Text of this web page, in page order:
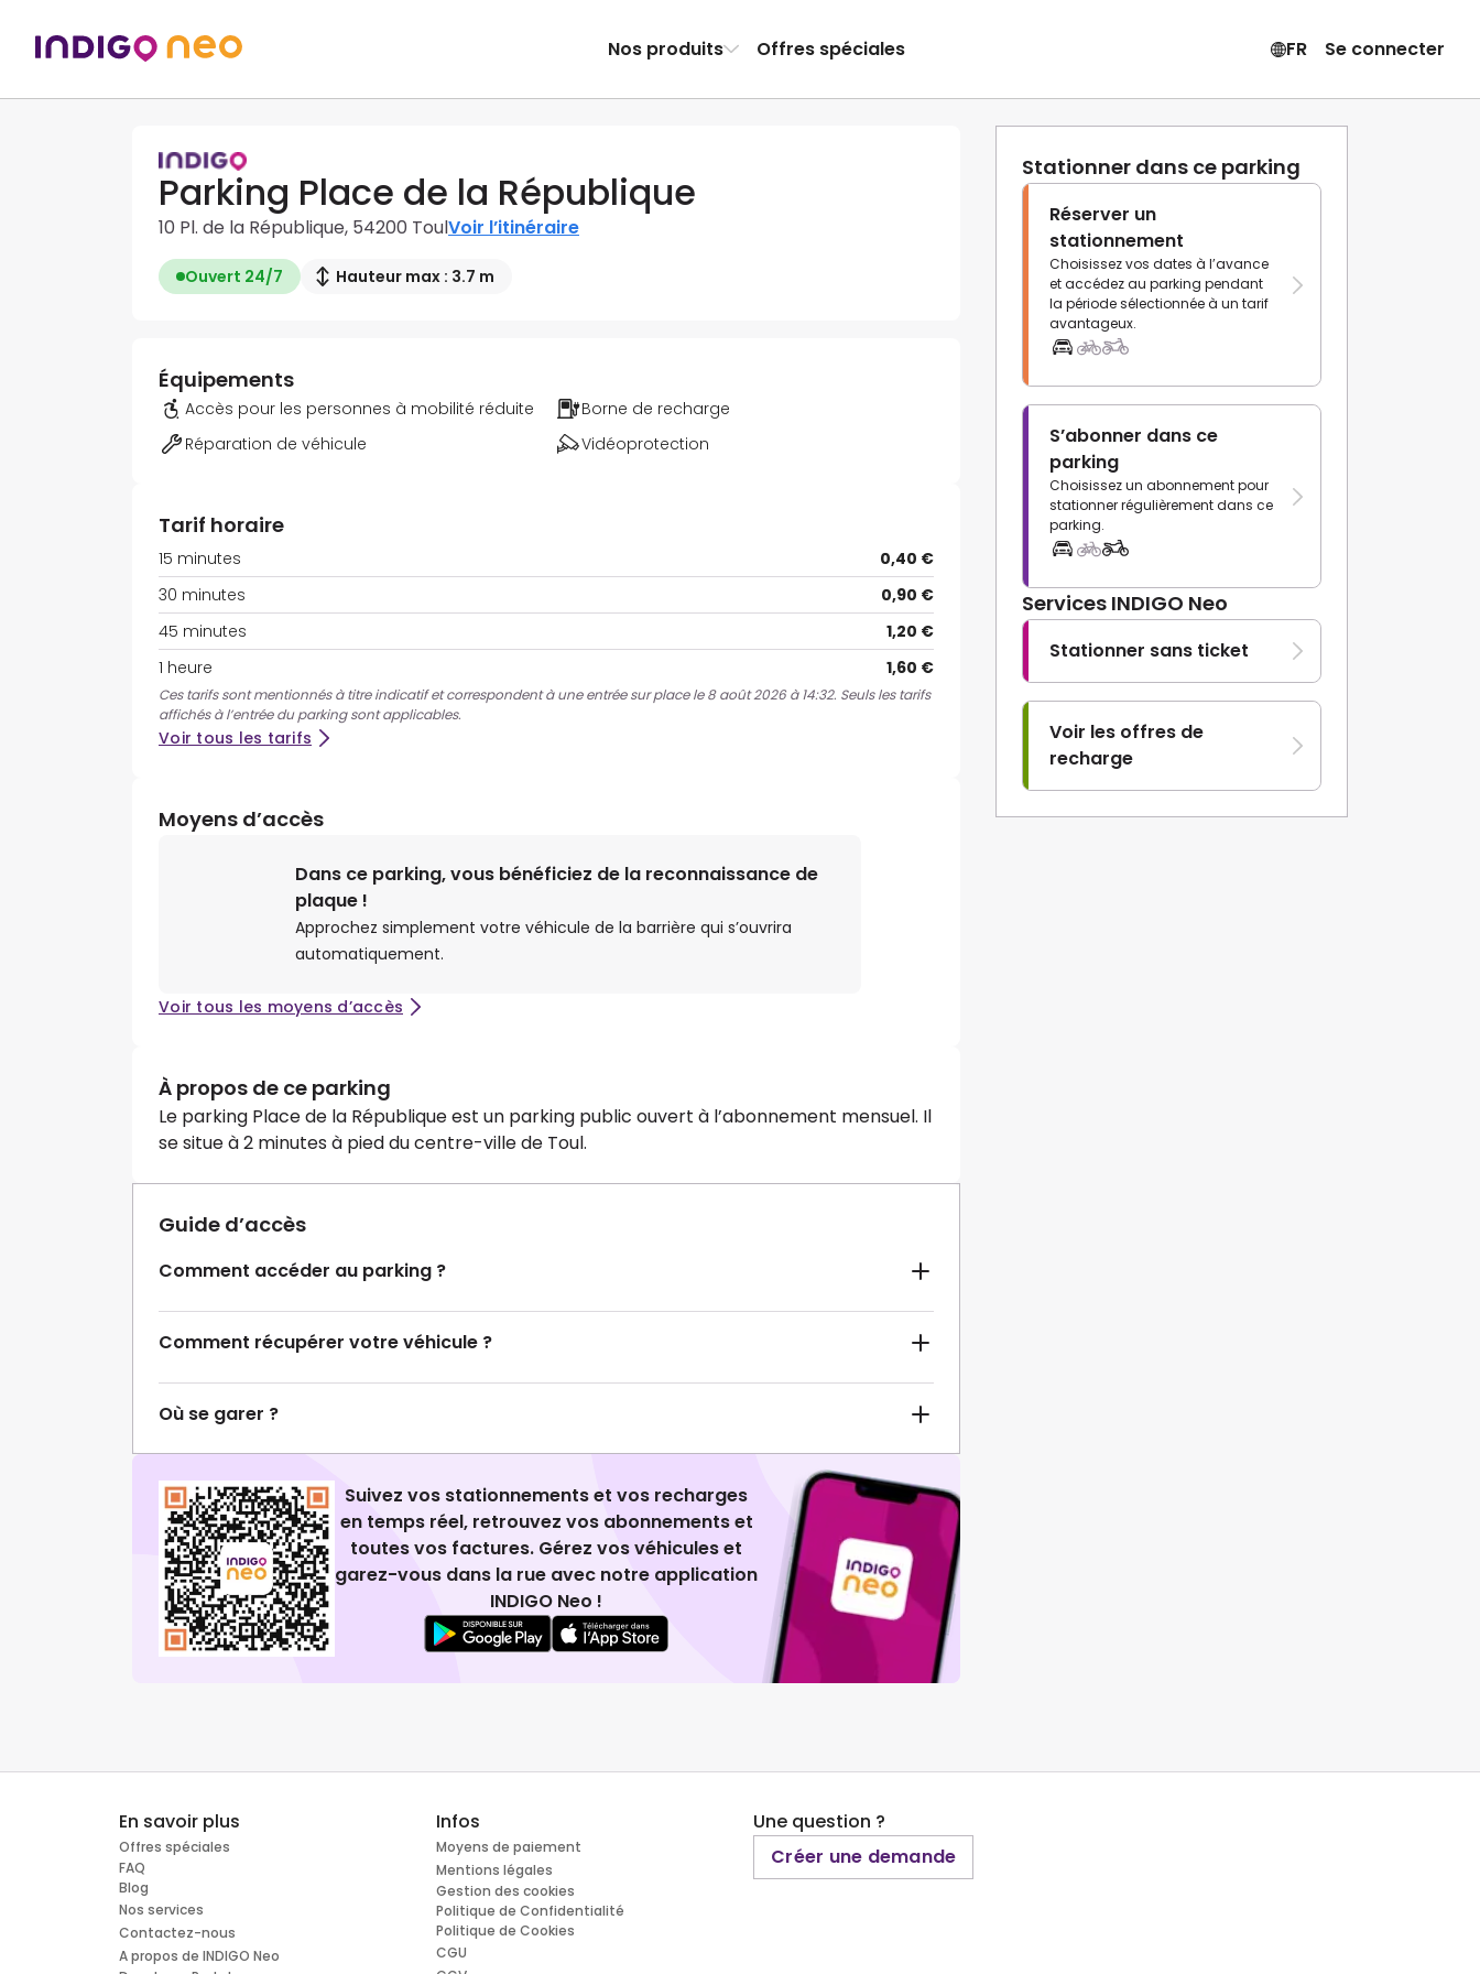
Nos produits Offres spéciales FR Se connecter
Parking Place de la République
10 Pl. de la République, 54200 ToulVoir l’itinéraire
Ouvert 24/7 Hauteur max : 3.7 m
Stationner dans ce parking
Réserver un
stationnement
Choisissez vos dates à l’avance
et accédez au parking pendant
la période sélectionnée à un tarif
avantageux.
S’abonner dans ce
parking
Choisissez un abonnement pour
stationner régulièrement dans ce
parking.
Services INDIGO Neo
Stationner sans ticket
Voir les offres de
recharge
Équipements
Accès pour les personnes à mobilité réduite
Borne de recharge
Réparation de véhicule
Vidéoprotection
Tarif horaire
15 minutes
0,40 €
30 minutes
0,90 €
45 minutes
1,20 €
1 heure
1,60 €
Ces tarifs sont mentionnés à titre indicatif et correspondent à une entrée sur place le 8 août 2026 à 14:32. Seuls les tarifs
affichés à l’entrée du parking sont applicables.
Voir tous les tarifs
Moyens d’accès
Dans ce parking, vous bénéficiez de la reconnaissance de
plaque !
Approchez simplement votre véhicule de la barrière qui s’ouvrira
automatiquement.
Voir tous les moyens d’accès
À propos de ce parking
Le parking Place de la République est un parking public ouvert à l’abonnement mensuel. Il
se situe à 2 minutes à pied du centre-ville de Toul.
Guide d’accès
Comment accéder au parking ?
Comment récupérer votre véhicule ?
Où se garer ?
Suivez vos stationnements et vos recharges
en temps réel, retrouvez vos abonnements et
toutes vos factures. Gérez vos véhicules et
garez-vous dans la rue avec notre application
INDIGO Neo !
En savoir plus
Offres spéciales
FAQ
Blog
Nos services
Contactez-nous
A propos de INDIGO Neo
Infos
Moyens de paiement
Mentions légales
Gestion des cookies
Politique de Confidentialité
Politique de Cookies
CGU
Une question ?
Créer une demande